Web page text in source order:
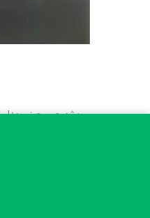
پشم چین چینی مدل 2 تک سرعته